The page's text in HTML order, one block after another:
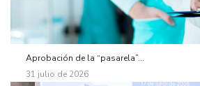
Aprobación de la “pasarela”...
31 julio de 2026